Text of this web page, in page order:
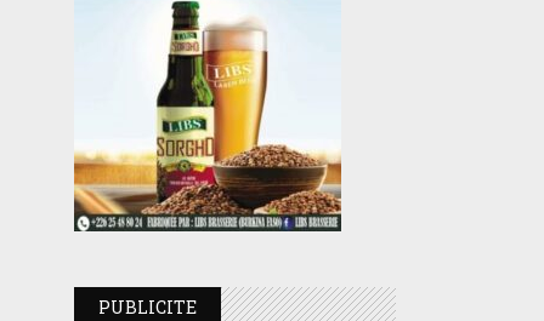
PUBLICITE